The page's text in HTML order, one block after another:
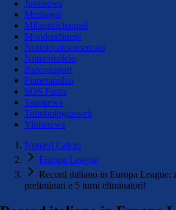
Juvenews
Mediagol
Milanistichannel
Mondoudinese
Notiziecalciomercato
Numericalcio
Padovasport
Pianetamilan
SOS Fanta
Toronews
Tuttobolognaweb
Violanews
Numeri Calcio
Europa League
Record italiano in Europa League:
preliminari e 5 turni eliminatori!